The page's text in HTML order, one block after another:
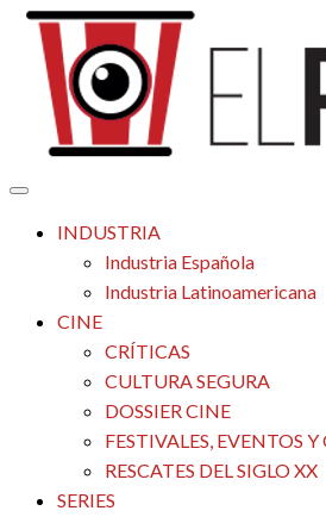
Saltar
contenido
El Palomitrón
Tu espacio de la industria de cine
INDUSTRIA
Industria Española
Industria Latinoamericana
CINE
CRÍTICAS
CULTURA SEGURA
DOSSIER CINE
FESTIVALES, EVENTOS Y
RESCATES DEL SIGLO XX
SERIES